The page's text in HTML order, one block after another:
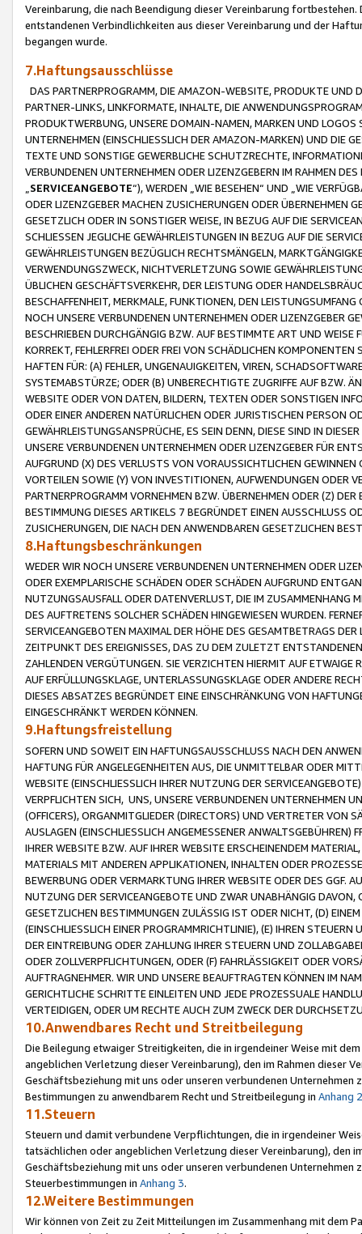
Vereinbarung, die nach Beendigung dieser Vereinbarung
entstandenen Verbindlichkeiten aus dieser Vereinbarung und der
begangen wurde.
7.Haftungsausschlüsse
DAS PARTNERPROGRAMM, DIE AMAZON-WEBSITE, PRODUKTE UND
PARTNER-LINKS, LINKFORMATE, INHALTE, DIE
PRODUKTWERBUNG, UNSERE DOMAIN-NAMEN, MARKEN UND
UNTERNEHMEN (EINSCHLIESSLICH DER AMAZON-MARKEN) UND DIE
TEXTE UND SONSTIGE GEWERBLICHE SCHUTZRECHTE,
VERBUNDENEN UNTERNEHMEN ODER LIZENZGEBERN IM RAHMEN
SERVICEANGEBOTE“), WERDEN „WIE BESEHEN“ UND „WIE
ODER LIZENZGEBER MACHEN ZUSICHERUNGEN ODER ÜBERNEHMEN
GESETZLICH ODER IN SONSTIGER WEISE, IN BEZUG AUF DIE
SCHLIESSEN JEGLICHE GEWÄHRLEISTUNGEN IN BEZUG AUF DIE
GEWÄHRLEISTUNGEN BEZÜGLICH RECHTSMÄNGELN,
VERWENDUNGSZWECK, NICHTVERLETZUNG SOWIE
ÜBLICHEN GESCHÄFTSVERKEHR, DER LEISTUNG ODER
BESCHAFFENHEIT, MERKMALE, FUNKTIONEN, DEN
NOCH UNSERE VERBUNDENEN UNTERNEHMEN ODER LIZENZGEBER
BESCHRIEBEN DURCHGÄNGIG BZW. AUF BESTIMMTE ART UND
KORREKT, FEHLERFREI ODER FREI VON SCHÄDLICHEN
HAFTEN FÜR: (A) FEHLER, UNGENAUIGKEITEN, VIREN,
SYSTEMABSTÜRZE; ODER (B) UNBERECHTIGTE ZUGRIFFE AUF BZW.
WEBSITE ODER VON DATEN, BILDERN, TEXTEN ODER SONSTIGEN
ODER EINER ANDEREN NATÜRLICHEN ODER JURISTISCHEN PERSON
GEWÄHRLEISTUNGSANSPRÜCHE, ES SEIN DENN, DIESE SIND IN
UNSERE VERBUNDENEN UNTERNEHMEN ODER LIZENZGEBER FÜR
AUFGRUND (X) DES VERLUSTS VON VORAUSSICHTLICHEN
VORTEILEN SOWIE (Y) VON INVESTITIONEN, AUFWENDUNGEN ODER
PARTNERPROGRAMM VORNEHMEN BZW. ÜBERNEHMEN ODER (Z)
BESTIMMUNG DIESES ARTIKELS 7 BEGRÜNDET EINEN AUSSCHLUSS
ZUSICHERUNGEN, DIE NACH DEN ANWENDBAREN GESETZLICHEN
8.Haftungsbeschränkungen
WEDER WIR NOCH UNSERE VERBUNDENEN UNTERNEHMEN ODER
ODER EXEMPLARISCHE SCHÄDEN ODER SCHÄDEN AUFGRUND
NUTZUNGSAUSFALL ODER DATENVERLUST, DIE IM ZUSAMMENHANG
DES AUFTRETENS SOLCHER SCHÄDEN HINGEWIESEN WURDEN.
SERVICEANGEBOTEN MAXIMAL DER HÖHE DES GESAMTBETRAGS
ZEITPUNKT DES EREIGNISSES, DAS ZU DEM ZULETZT
ZAHLENDEN VERGÜTUNGEN. SIE VERZICHTEN HIERMIT AUF
AUF ERFÜLLUNGSKLAGE, UNTERLASSUNGSKLAGE ODER ANDERE
DIESES ABSATZES BEGRÜNDET EINE EINSCHRÄNKUNG VON
EINGESCHRÄNKT WERDEN KÖNNEN.
9.Haftungsfreistellung
SOFERN UND SOWEIT EIN HAFTUNGSAUSSCHLUSS NACH DEN
HAFTUNG FÜR ANGELEGENHEITEN AUS, DIE UNMITTELBAR ODER
WEBSITE (EINSCHLIESSLICH IHRER NUTZUNG DER
VERPFLICHTEN SICH, UNS, UNSERE VERBUNDENEN UNTERNEHMEN
(OFFICERS), ORGANMITGLIEDER (DIRECTORS) UND VERTRETER VON
AUSLAGEN (EINSCHLIESSLICH ANGEMESSENER
IHRER WEBSITE BZW. AUF IHRER WEBSITE ERSCHEINENDEM
MATERIALS MIT ANDEREN APPLIKATIONEN, INHALTEN ODER
BEWERBUNG ODER VERMARKTUNG IHRER WEBSITE ODER DES GGF.
NUTZUNG DER SERVICEANGEBOTE UND ZWAR UNABHÄNGIG
GESETZLICHEN BESTIMMUNGEN ZULÄSSIG IST ODER NICHT, (D)
(EINSCHLIESSLICH EINER PROGRAMMRICHTLINIE), (E) IHREN
DER EINTREIBUNG ODER ZAHLUNG IHRER STEUERN UND
ODER ZOLLVERPFLICHTUNGEN, ODER (F) FAHRLÄSSIGKEIT ODER
AUFTRAGNEHMER. WIR UND UNSERE BEAUFTRAGTEN KÖNNEN IM
GERICHTLICHE SCHRITTE EINLEITEN UND JEDE PROZESSUALE
VERTEIDIGEN, ODER UM RECHTE AUCH ZUM ZWECK DER
10.Anwendbares Recht und Streitbeilegung
Die Beilegung etwaiger Streitigkeiten, die in irgendeiner Weise mit
angeblichen Verletzung dieser Vereinbarung), den im Rahmen dieser
Geschäftsbeziehung mit uns oder unseren verbundenen
Bestimmungen zu anwendbarem Recht und Streitbeilegung in Anhang 2
11.Steuern
Steuern und damit verbundene Verpflichtungen, die in irgendeiner
tatsächlichen oder angeblichen Verletzung dieser Vereinbarung), den
Geschäftsbeziehung mit uns oder unseren verbundenen
Steuerbestimmungen in Anhang 3.
12.Weitere Bestimmungen
Wir können von Zeit zu Zeit Mitteilungen im Zusammenhang mit dem